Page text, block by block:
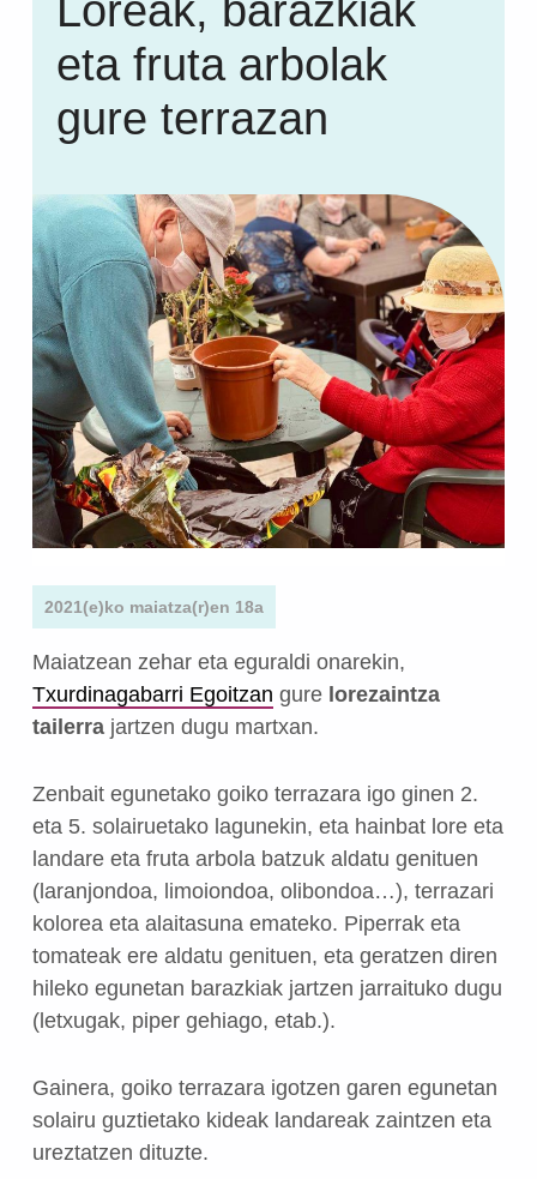
Loreak, barazkiak
eta fruta arbolak
gure terrazan
2021(e)ko maiatza(r)en 18a
Maiatzean zehar eta eguraldi onarekin,
Txurdinagabarri Egoitzan gure lorezaintza
tailerrajartzen dugu martxan.
Zenbait egunetako goiko terrazara igo ginen 2.
eta 5. solairuetako lagunekin, eta hainbat lore eta
landare eta fruta arbola batzuk aldatu genituen
(laranjondoa, limoiondoa, olibondoa…), terrazari
kolorea eta alaitasuna emateko. Piperrak eta
tomateak ere aldatu genituen, eta geratzen diren
hileko egunetan barazkiak jartzen jarraituko dugu
(letxugak, piper gehiago, etab.).
Gainera, goiko terrazara igotzen garen egunetan
solairu guztietako kideak landareak zaintzen eta
ureztatzen dituzte.